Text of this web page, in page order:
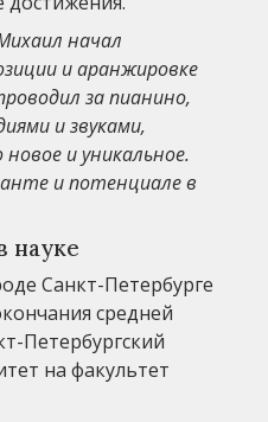
начал
и аранжировке
за пианино,
и звуками,
и уникальное.
и потенциале в
науке
Санкт-Петербурге
средней
Петербургский
на факультет